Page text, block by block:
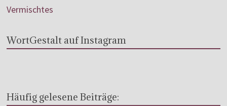
Vermischtes
WortGestalt auf Instagram
Häufig gelesene Beiträge: